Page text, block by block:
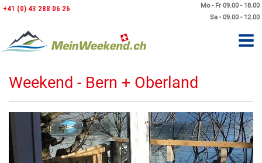
Mo - Fr 09.00 - 18.00
Sa - 09.00 - 12.00
+41 (0) 43 288 06 26
Weekend - Bern + Oberland